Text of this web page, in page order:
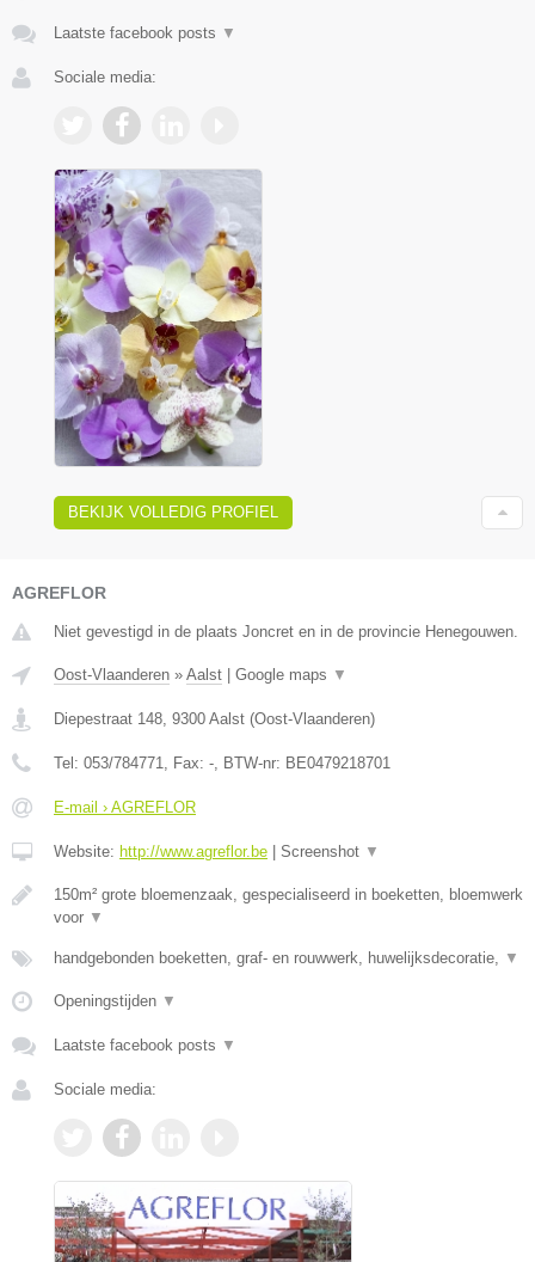
Laatste facebook posts ▼
Sociale media:
BEKIJK VOLLEDIG PROFIEL
AGREFLOR
Niet gevestigd in de plaats Joncret en in de provincie Henegouwen.
Oost-Vlaanderen » Aalst | Google maps ▼
Diepestraat 148 9300 Aalst (Oost-Vlaanderen)
Tel: 053/784771 , Fax: - , BTW-nr: BE0479218701
E-mail › AGREFLOR
Website: http://www.agreflor.be | Screenshot ▼
150m² grote bloemenzaak, gespecialiseerd in boeketten, bloemwerk
voor ▼
handgebonden boeketten, graf- en rouwwerk, huwelijksdecoratie, ▼
Openingstijden ▼
Laatste facebook posts ▼
Sociale media: